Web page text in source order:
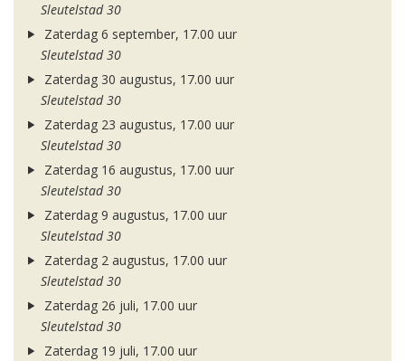
Sleutelstad 30
Zaterdag 6 september, 17.00 uur
Sleutelstad 30
Zaterdag 30 augustus, 17.00 uur
Sleutelstad 30
Zaterdag 23 augustus, 17.00 uur
Sleutelstad 30
Zaterdag 16 augustus, 17.00 uur
Sleutelstad 30
Zaterdag 9 augustus, 17.00 uur
Sleutelstad 30
Zaterdag 2 augustus, 17.00 uur
Sleutelstad 30
Zaterdag 26 juli, 17.00 uur
Sleutelstad 30
Zaterdag 19 juli, 17.00 uur